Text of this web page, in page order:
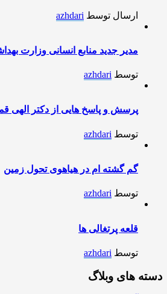
ارسال توسط azhdari
مدیر جدید منابع انسانی وزارت
توسط azhdari
پرسش و پاسخ هایی از دکتر الهی
توسط azhdari
گم گشته ام در هیاهوی تحول زمین
توسط azhdari
قلعه پرتغالی ها
توسط azhdari
دسته های وبلاگ